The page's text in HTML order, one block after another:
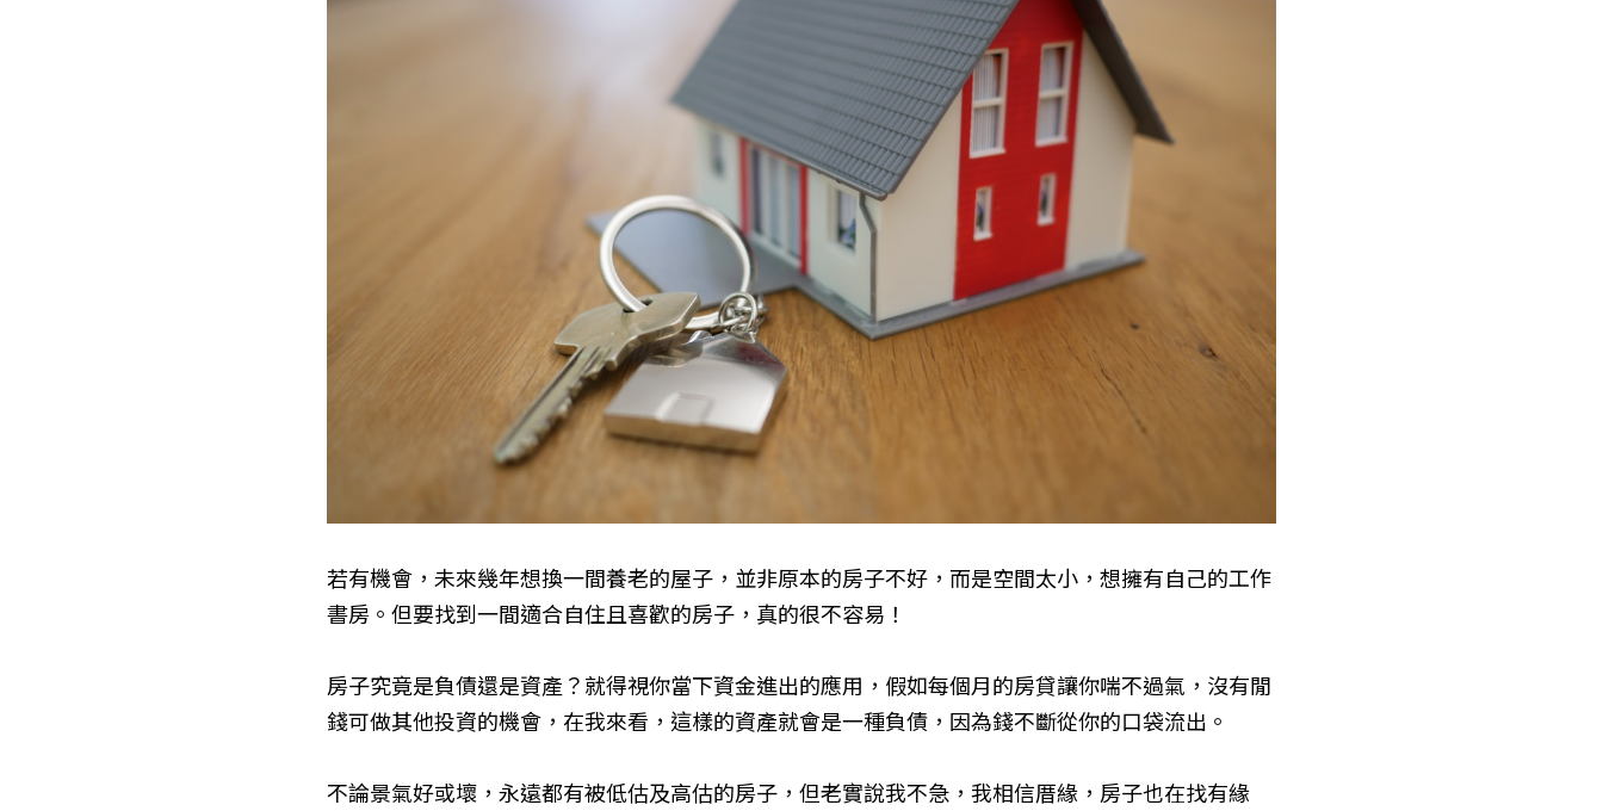
若有機會，未來幾年想換一間養老的屋子，並非原本的房子不好，而是空間太小，想擁有自己的工作
書房。但要找到一間適合自住且喜歡的房子，真的很不容易！
房子究竟是負債還是資產？就得視你當下資金進出的應用，假如每個月的房貸讓你喘不過氣，沒有閒
錢可做其他投資的機會，在我來看，這樣的資產就會是一種負債，因為錢不斷從你的口袋流出。
不論景氣好或壞，永遠都有被低估及高估的房子，但老實說我不急，我相信厝緣，房子也在找有緣